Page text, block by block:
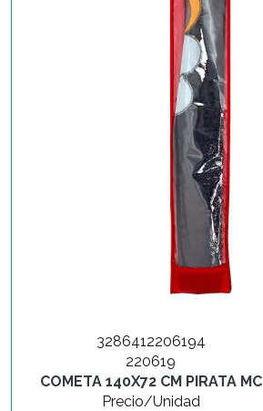
3286412206194
220619
COMETA 140X72 CM PIRATA MC
Precio/Unidad